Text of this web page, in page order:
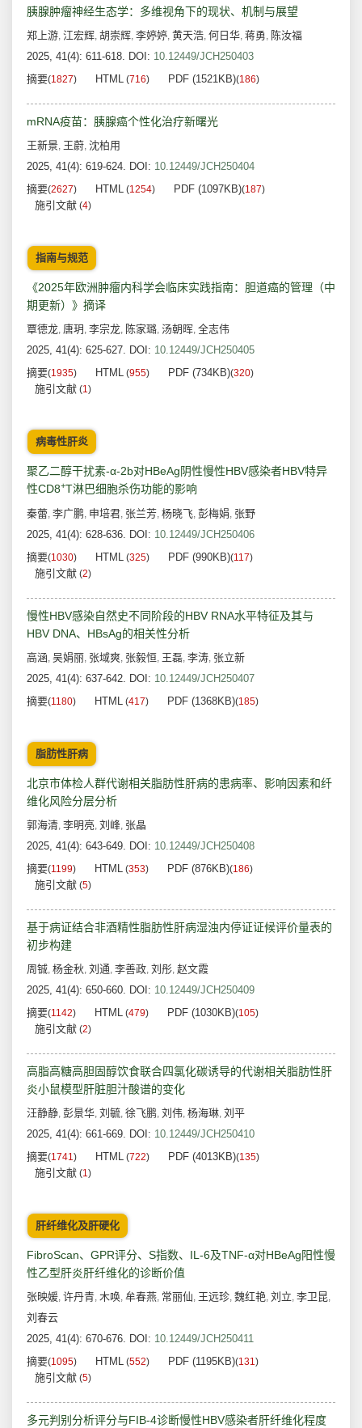
胰腺肿瘤神经生态学：多维视角下的现状、机制与展望
郑上游, 江宏辉, 胡崇辉, 李婷婷, 黄天浩, 何日华, 蒋勇, 陈汝福
2025, 41(4): 611-618. DOI: 10.12449/JCH250403
摘要(1827) HTML (716) PDF (1521KB)(186)
mRNA疫苗：胰腺癌个性化治疗新曙光
王新景, 王蔚, 沈柏用
2025, 41(4): 619-624. DOI: 10.12449/JCH250404
摘要(2627) HTML (1254) PDF (1097KB)(187)
施引文献 (4)
指南与规范
《2025年欧洲肿瘤内科学会临床实践指南：胆道癌的管理（中
期更新）》摘译
覃德龙, 唐玥 , 李宗龙, 陈家璐, 汤朝晖, 全志伟
2025, 41(4): 625-627. DOI: 10.12449/JCH250405
摘要(1935) HTML (955) PDF (734KB)(320)
施引文献 (1)
病毒性肝炎
聚乙二醇干扰素-α-2b对HBeAg阴性慢性HBV感染者HBV特异
性CD8+T淋巴细胞杀伤功能的影响
秦蕾, 李广鹏, 申培君, 张兰芳, 杨晓飞, 彭梅娟, 张野
2025, 41(4): 628-636. DOI: 10.12449/JCH250406
摘要(1030) HTML (325) PDF (990KB)(117)
施引文献 (2)
慢性HBV感染自然史不同阶段的HBV RNA水平特征及其与
HBV DNA、HBsAg的相关性分析
高涵, 吴娟丽, 张域爽, 张毅恒, 王磊, 李涛, 张立新
2025, 41(4): 637-642. DOI: 10.12449/JCH250407
摘要(1180) HTML (417) PDF (1368KB)(185)
脂肪性肝病
北京市体检人群代谢相关脂肪性肝病的患病率、影响因素和纤
维化风险分层分析
郭海清, 李明亮, 刘峰, 张晶
2025, 41(4): 643-649. DOI: 10.12449/JCH250408
摘要(1199) HTML (353) PDF (876KB)(186)
施引文献 (5)
基于病证结合非酒精性脂肪性肝病湿浊内停证证候评价量表的
初步构建
周铖, 杨金秋, 刘通, 李善政, 刘彤, 赵文霞
2025, 41(4): 650-660. DOI: 10.12449/JCH250409
摘要(1142) HTML (479) PDF (1030KB)(105)
施引文献 (2)
高脂高糖高胆固醇饮食联合四氯化碳诱导的代谢相关脂肪性肝
炎小鼠模型肝脏胆汁酸谱的变化
汪静静, 彭景华, 刘毓, 徐飞鹏, 刘伟, 杨海琳, 刘平
2025, 41(4): 661-669. DOI: 10.12449/JCH250410
摘要(1741) HTML (722) PDF (4013KB)(135)
施引文献 (1)
肝纤维化及肝硬化
FibroScan、GPR评分、S指数、IL-6及TNF-α对HBeAg阳性慢
性乙型肝炎肝纤维化的诊断价值
张映媛, 许丹青, 木唤, 牟春燕, 常丽仙, 王远珍, 魏红艳, 刘立, 李卫昆,
刘春云
2025, 41(4): 670-676. DOI: 10.12449/JCH250411
摘要(1095) HTML (552) PDF (1195KB)(131)
施引文献 (5)
多元判别分析评分与FIB-4诊断慢性HBV感染者肝纤维化程度